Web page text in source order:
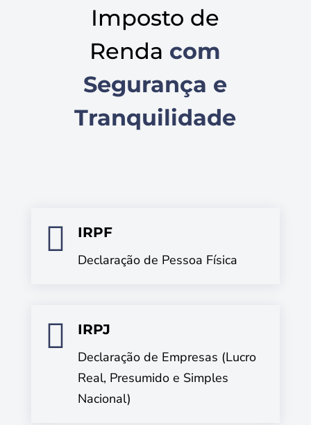
Imposto de
Renda com
Segurança e
Tranquilidade

IRPF
Declaração de Pessoa Física

IRPJ
Declaração de Empresas (Lucro
Real, Presumido e Simples
Nacional)